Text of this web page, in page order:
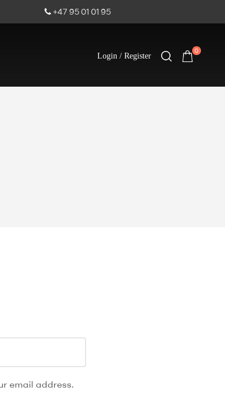
+47 95 01 01 95
Login / Register
0
email address.